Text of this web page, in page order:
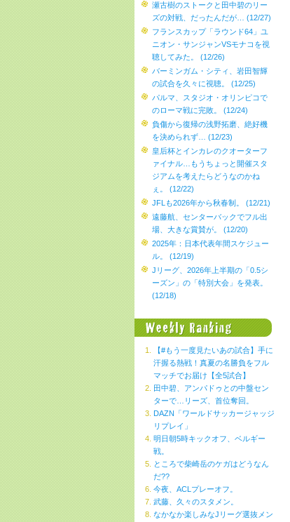
瀬古樹のストークと田中碧のリー
ズの対戦、だったんだが… (12/27)
フランスカップ「ラウンド64」ユ
ニオン・サンジャンVSモナコを視
聴してみた。 (12/26)
バーミンガム・シティ、岩田智輝
の試合を久々に視聴。 (12/25)
パルマ、スタジオ・オリンピコで
のローマ戦に完敗。 (12/24)
負傷から復帰の浅野拓磨、絶好機
を決められず… (12/23)
皇后杯とインカレのクオーターフ
ァイナル…もうちょっと開催スタ
ジアムを考えたらどうなのかね
ぇ。 (12/22)
JFLも2026年から秋春制。 (12/21)
遠藤航、センターバックでフル出
場、大きな賞賛が。 (12/20)
2025年：日本代表年間スケジュー
ル。 (12/19)
Jリーグ、2026年上半期の「0.5シ
ーズン」の「特別大会」を発表。
(12/18)
【#もう一度見たいあの試合】手に
汗握る熱戦！真夏の名勝負をフル
マッチでお届け【全5試合】
田中碧、アンパドゥとの中盤セン
ターで…リーズ、首位奪回。
DAZN「ワールドサッカージャッジ
リプレイ」
明日朝5時キックオフ、ベルギー
戦。
ところで柴崎岳のケガはどうなん
だ??
今夜、ACLプレーオフ。
武藤、久々のスタメン。
なかなか楽しみなJリーグ選抜メン